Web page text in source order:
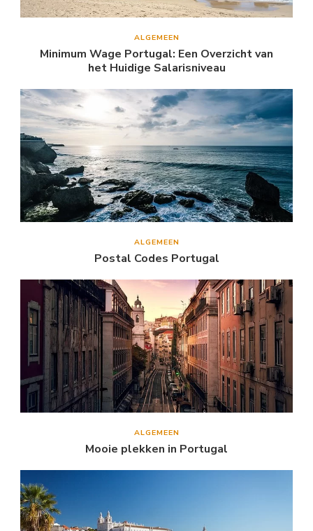
ALGEMEEN
Minimum Wage Portugal: Een Overzicht van
het Huidige Salarisniveau
ALGEMEEN
Postal Codes Portugal
ALGEMEEN
Mooie plekken in Portugal